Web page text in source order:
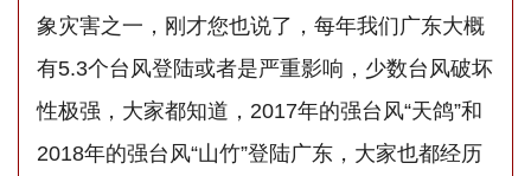
象灾害之一，刚才您也说了，每年我们广东大概
有5.3个台风登陆或者是严重影响，少数台风破坏
性极强，大家都知道，2017年的强台风“天鸽”和
2018年的强台风“山竹”登陆广东，大家也都经历